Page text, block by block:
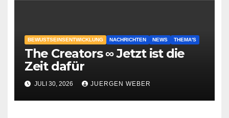
BEWUSTSEINSENTWICKLUNG NACHRICHTEN NEWS THEMA'S
The Creators ∞ Jetzt ist die
Zeit dafür
JULI 30, 2026 JUERGEN WEBER